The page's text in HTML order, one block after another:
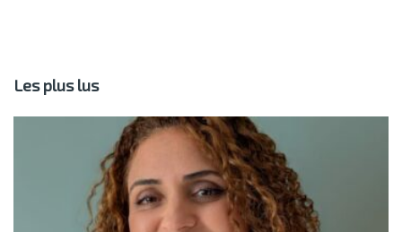
Les plus lus